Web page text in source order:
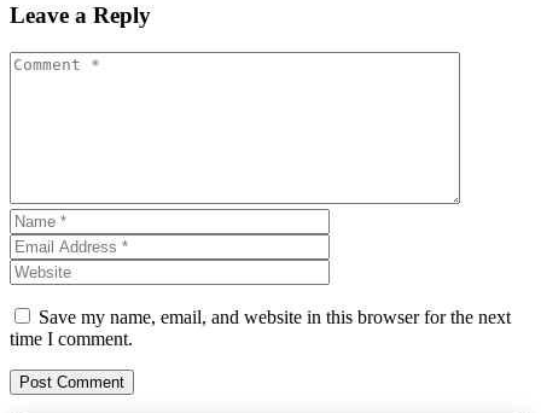
Leave a Reply
Save my name, email, and website in this browser for the next
time I comment.